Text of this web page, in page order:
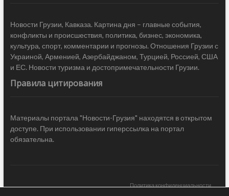
Новости Грузии, Кавказа. Картина дня – главные события,
конфликты и происшествия, политика, бизнес, экономика,
культура, спорт, комментарии и прогнозы. Отношения Грузии с
Украиной, Арменией, Азербайджаном, Турцией, Россией, США
и ЕС. Новости туризма и достопримечательности Грузии.
Правила цитирования
Материалы портала "Новости-Грузия" находятся в открытом
доступе. При использовании гиперссылка на портал
обязательна.
Политика конфиденциальности